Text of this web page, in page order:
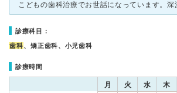
診療科目：
歯科、矯正歯科、小児歯科
診療時間
月 火 水 木